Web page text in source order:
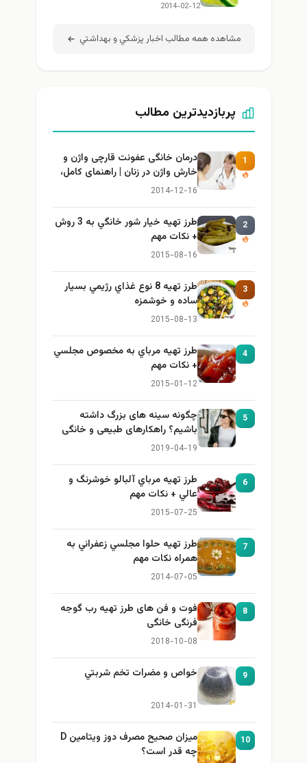
2014-02-12
مشاهده همه مطالب اخبار پزشكي و بهداشتي
پربازدیدترین مطالب
1
درمان خانگی عفونت قارچی واژن و
خارش واژن در زنان | راهنمای کامل،
ایمن و کاربردی
2014-12-16
2
طرز تهيه خیار شور خانگي به 3 روش
+ نكات مهم
2015-08-16
3
طرز تهيه 8 نوع غذاي رژيمي بسيار
ساده و خوشمزه
2015-08-13
4
طرز تهيه مرباي به مخصوص مجلسي
+ نكات مهم
2015-01-12
5
چگونه سینه های بزرگ داشته
باشیم؟ راهکارهای طبیعی و خانگی
برای بزرگ کردن سینه
2019-04-19
6
طرز تهيه مرباي آلبالو خوشرنگ و
عالي + نكات مهم
2015-07-25
7
طرز تهيه حلوا مجلسي زعفراني به
همراه نكات مهم
2014-07-05
8
فوت و فن های طرز تهیه رب گوجه
فرنگی خانگی
2018-10-08
9 خواص و مضرات تخم شربتي
2014-01-31
10
میزان صحیح مصرف دوز ویتامین D
چه قدر است؟